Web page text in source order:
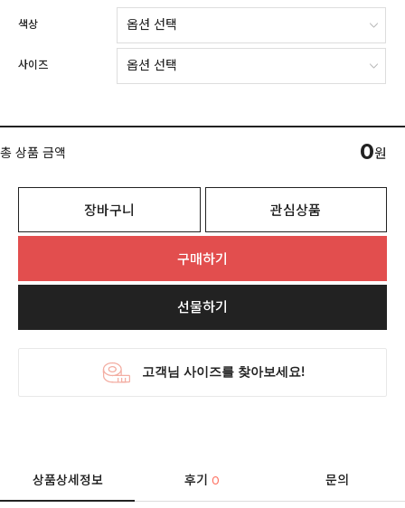
색상
사이즈
총 상품 금액 0원
장바구니 관심상품
구매하기
선물하기
상품상세정보 후기0 문의